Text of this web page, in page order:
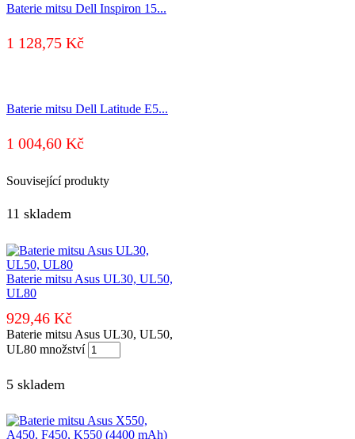
Baterie mitsu Dell Inspiron 15...
1 128,75 Kč
Baterie mitsu Dell Latitude E5...
1 004,60 Kč
Související produkty
11 skladem
Baterie mitsu Asus UL30, UL50,
UL80
929,46 Kč
Baterie mitsu Asus UL30, UL50,
UL80 množství
5 skladem